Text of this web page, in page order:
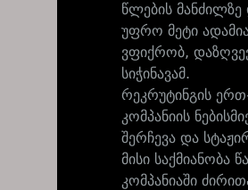
წლების
უფრო მეტი
ვფიქრობ,
სიჭინავამ.
რეკრუტინგის
კომპანიის
შერჩევა და
მისი საქმიანობა
კომპანიაში